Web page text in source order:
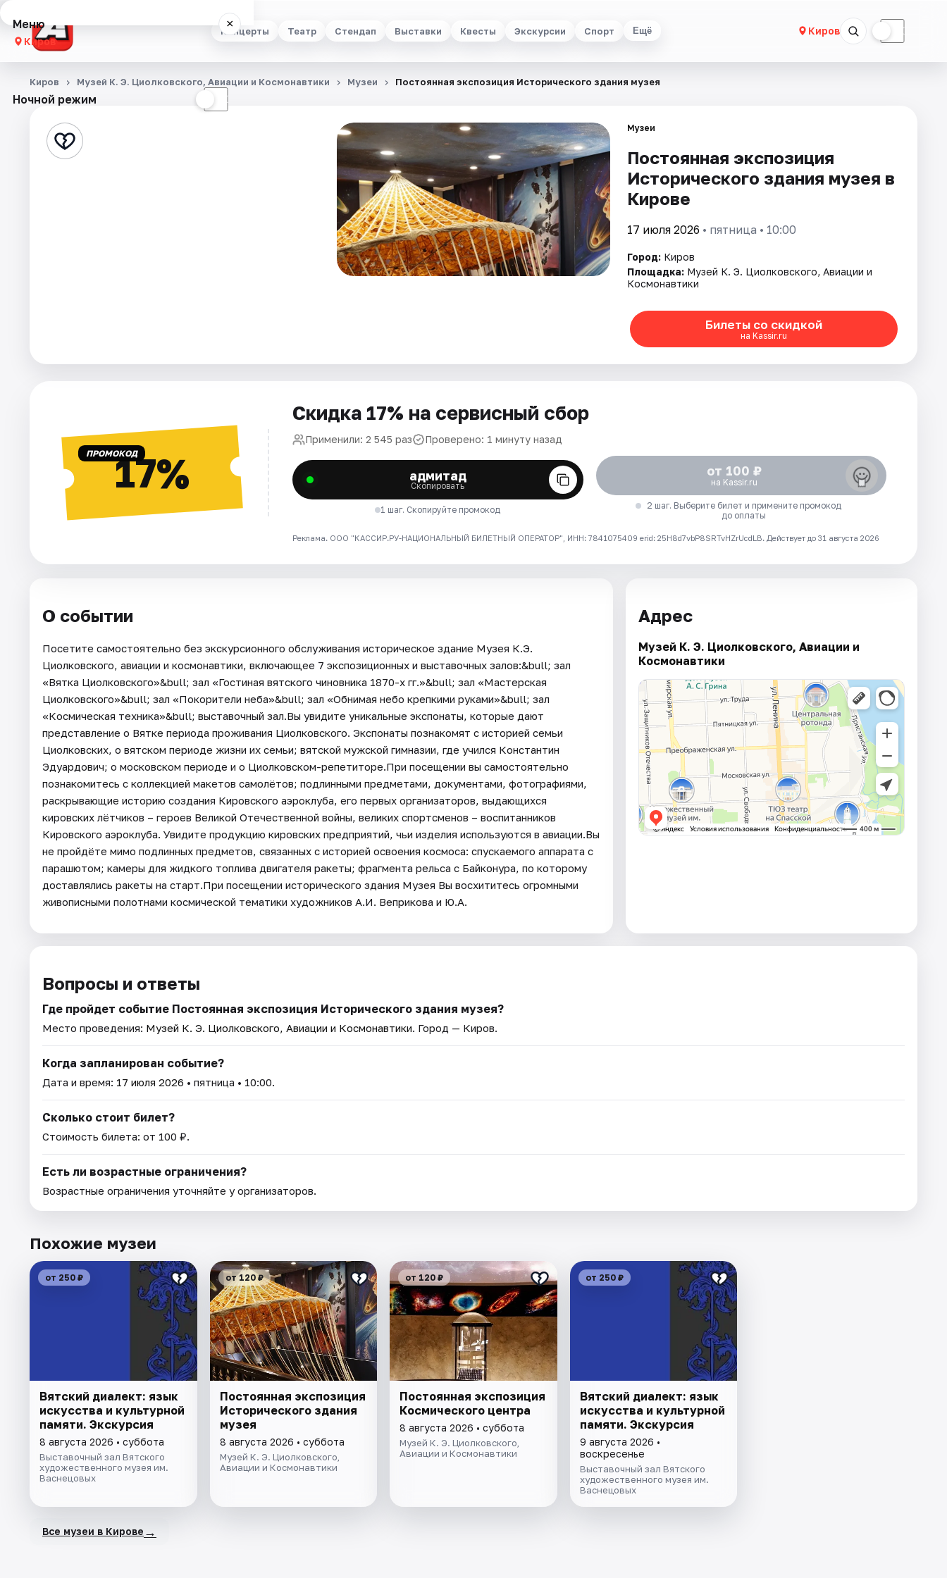
Концерты Театр Стендап Выставки Квесты Экскурсии Спорт Ещё Киров ☾
Меню ×
Киров
Концерты
Стендап
Рейтинги
Ночной режим ☾
Киров Музей К. Э. Циолковского, Авиации и Космонавтики Музеи Постоянная экспозиция Исторического здания музея
Музеи
Постоянная экспозиция
Исторического здания музея в
Кирове
17 июля 2026 • пятница • 10:00
Город: Киров
Площадка: Музей К. Э. Циолковского, Авиации и
Космонавтики
Билеты со скидкой
на Kassir.ru
ПРОМОКОД17%
Скидка 17% на сервисный сбор
Применили: 2 545 раз Проверено: 1 минуту назад
адмитад
Скопировать
1 шаг. Скопируйте промокод
от 100 ₽
на Kassir.ru
2 шаг. Выберите билет и примените промокод
до оплаты
Реклама. ООО "КАССИР.РУ-НАЦИОНАЛЬНЫЙ БИЛЕТНЫЙ ОПЕРАТОР", ИНН: 7841075409 erid: 25H8d7vbP8SRTvHZrUcdLB. Действует до 31 августа 2026
О событии
Посетите самостоятельно без экскурсионного обслуживания историческое здание Музея К.Э.
Циолковского, авиации и космонавтики, включающее 7 экспозиционных и выставочных залов:&bull; зал
«Вятка Циолковского»&bull; зал «Гостиная вятского чиновника 1870-х гг.»&bull; зал «Мастерская
Циолковского»&bull; зал «Покорители неба»&bull; зал «Обнимая небо крепкими руками»&bull; зал
«Космическая техника»&bull; выставочный зал.Вы увидите уникальные экспонаты, которые дают
представление о Вятке периода проживания Циолковского. Экспонаты познакомят с историей семьи
Циолковских, о вятском периоде жизни их семьи; вятской мужской гимназии, где учился Константин
Эдуардович; о московском периоде и о Циолковском-репетиторе.При посещении вы самостоятельно
познакомитесь с коллекцией макетов самолётов; подлинными предметами, документами, фотографиями,
раскрывающие историю создания Кировского аэроклуба, его первых организаторов, выдающихся
кировских лётчиков – героев Великой Отечественной войны, великих спортсменов – воспитанников
Кировского аэроклуба. Увидите продукцию кировских предприятий, чьи изделия используются в авиации.Вы
не пройдёте мимо подлинных предметов, связанных с историей освоения космоса: спускаемого аппарата с
парашютом; камеры для жидкого топлива двигателя ракеты; фрагмента рельса с Байконура, по которому
доставлялись ракеты на старт.При посещении исторического здания Музея Вы восхититесь огромными
живописными полотнами космической тематики художников А.И. Веприкова и Ю.А.
Адрес
Музей К. Э. Циолковского, Авиации и
Космонавтики
Вопросы и ответы
Где пройдет событие Постоянная экспозиция Исторического здания музея?
Место проведения: Музей К. Э. Циолковского, Авиации и Космонавтики. Город — Киров.
Когда запланирован событие?
Дата и время: 17 июля 2026 • пятница • 10:00.
Сколько стоит билет?
Стоимость билета: от 100 ₽.
Есть ли возрастные ограничения?
Возрастные ограничения уточняйте у организаторов.
Похожие музеи
от 250 ₽
Вятский диалект: язык
искусства и культурной
памяти. Экскурсия
8 августа 2026 • суббота
Выставочный зал Вятского
художественного музея им.
Васнецовых
от 120 ₽
Постоянная экспозиция
Исторического здания
музея
8 августа 2026 • суббота
Музей К. Э. Циолковского,
Авиации и Космонавтики
от 120 ₽
Постоянная экспозиция
Космического центра
8 августа 2026 • суббота
Музей К. Э. Циолковского,
Авиации и Космонавтики
от 250 ₽
Вятский диалект: язык
искусства и культурной
памяти. Экскурсия
9 августа 2026 •
воскресенье
Выставочный зал Вятского
художественного музея им.
Васнецовых
Все музеи в Кирове →